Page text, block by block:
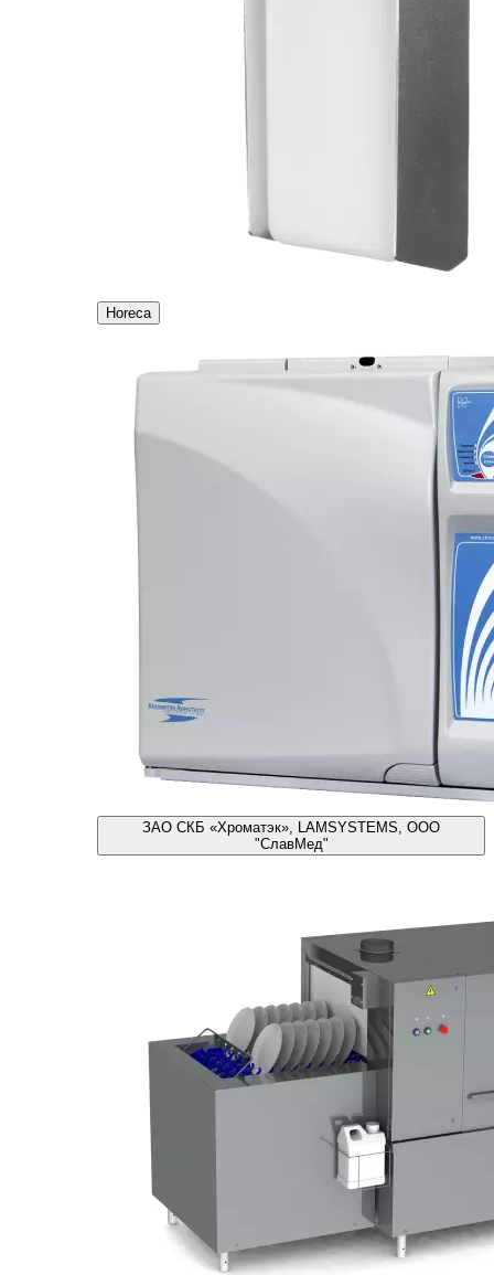
Horeca
ЗАО СКБ «Хроматэк», LAMSYSTEMS, ООО
"СлавМед"